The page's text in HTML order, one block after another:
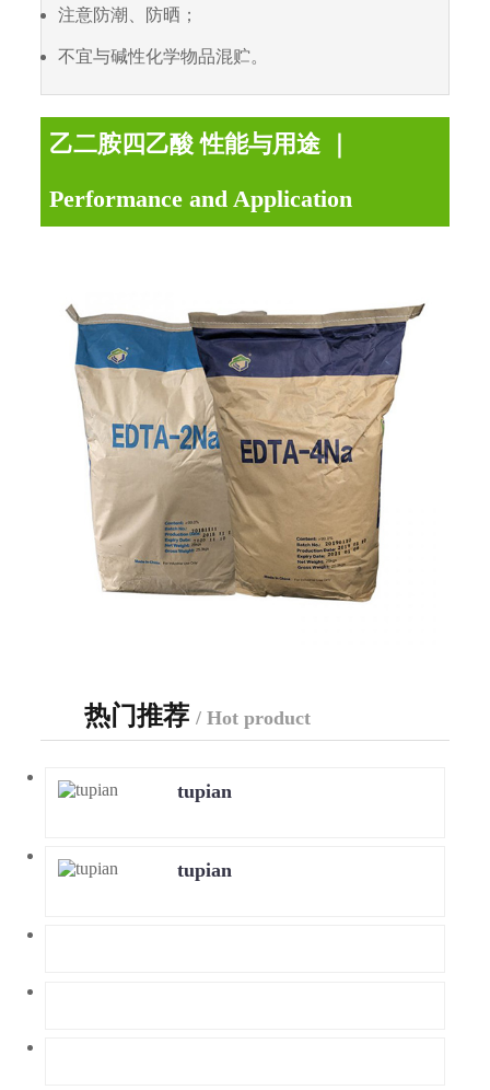
注意防潮、防晒；
不宜与碱性化学物品混贮。
乙二胺四乙酸 性能与用途 ｜
Performance and Application
热门推荐/ Hot product
tupian
tupian